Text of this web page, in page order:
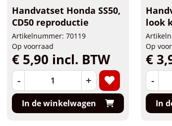
Handvatset Honda SS50,
CD50 reproductie
Artikelnummer: 70119
Op voorraad
€ 5,90 incl. BTW
- +
In de winkelwagen
look
Op
€
-
In